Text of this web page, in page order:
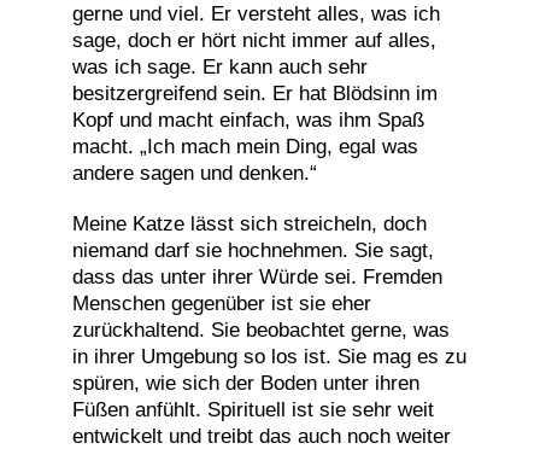
gerne und viel. Er versteht alles, was ich
sage, doch er hört nicht immer auf alles,
was ich sage. Er kann auch sehr
besitzergreifend sein. Er hat Blödsinn im
Kopf und macht einfach, was ihm Spaß
macht. „Ich mach mein Ding, egal was
andere sagen und denken.“
Meine Katze lässt sich streicheln, doch
niemand darf sie hochnehmen. Sie sagt,
dass das unter ihrer Würde sei. Fremden
Menschen gegenüber ist sie eher
zurückhaltend. Sie beobachtet gerne, was
in ihrer Umgebung so los ist. Sie mag es zu
spüren, wie sich der Boden unter ihren
Füßen anfühlt. Spirituell ist sie sehr weit
entwickelt und treibt das auch noch weiter